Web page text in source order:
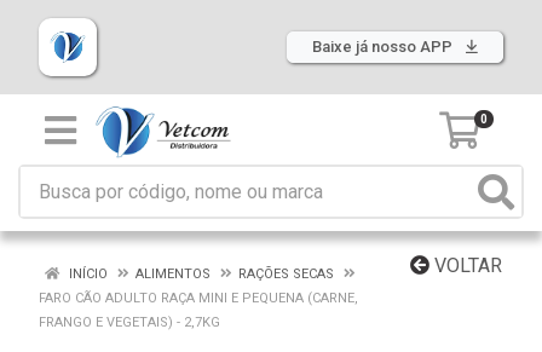
Baixe já nosso APP
0
VOLTAR
INÍCIO ALIMENTOS
RAÇÕES SECAS
FARO CÃO ADULTO RAÇA MINI E PEQUENA (CARNE,
FRANGO E VEGETAIS) - 2,7KG